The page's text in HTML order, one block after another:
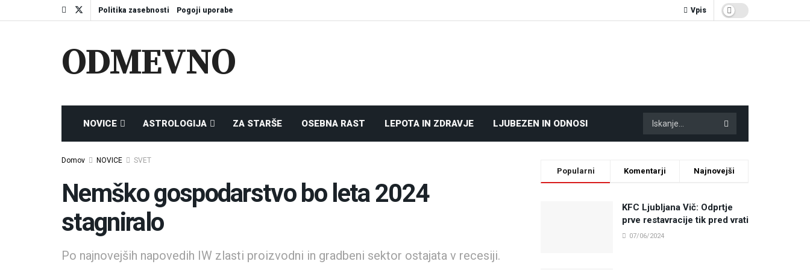
Politika zasebnosti Pogoji uporabe Vpis
ODMEVNO
NOVICE ASTROLOGIJA ZA STARŠE OSEBNA RAST LEPOTA IN ZDRAVJE LJUBEZEN IN ODNOSI
Domov NOVICE SVET
Nemško gospodarstvo bo leta 2024
stagniralo
Po najnovejših napovedih IW zlasti proizvodni in gradbeni sektor ostajata v recesiji.
Popularni Komentarji Najnovejši
KFC Ljubljana Vič: Odprtje
prve restavracije tik pred vrati
07/06/2024